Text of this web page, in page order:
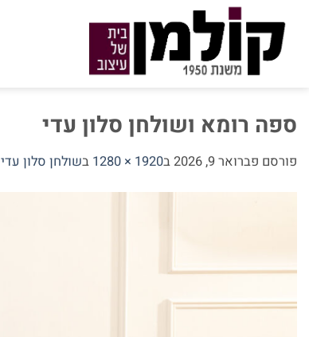
content
ספה רומא ושולחן סלון עדי
פורסם פברואר 9, 2026 ב1920 × 1280 בשולחן סלון עדי